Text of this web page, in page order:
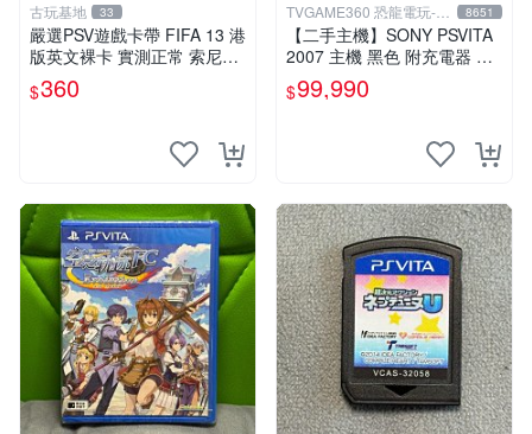
古玩基地 33
嚴選PSV遊戲卡帶 FIFA 13 港
版英文裸卡 實測正常 索尼專
用 不支持其他機器 買二送優
惠 FIFA 13 psv 港版 卡帶
$360
TVGAME360 恐龍電玩-台
中店
8651
【二手主機】SONY PSVITA
2007 主機 黑色 附充電器 US
B傳輸線 PS VITA PSV【台中
恐龍電玩】
$99,990